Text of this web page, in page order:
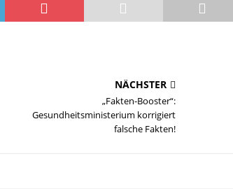
NÄCHSTER
„Fakten-Booster“:
Gesundheitsministerium korrigiert
falsche Fakten!